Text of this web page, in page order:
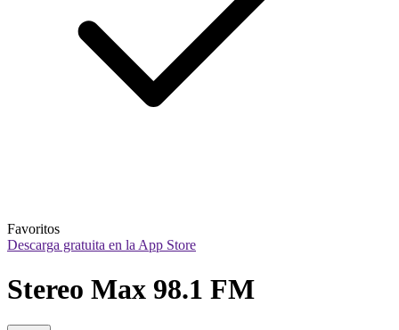
Favoritos
Descarga gratuita en la App Store
Stereo Max 98.1 FM